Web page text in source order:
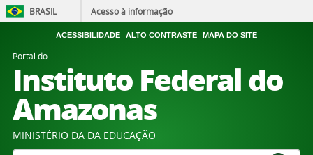
BRASIL Acesso à informação
ACESSIBILIDADE ALTO CONTRASTE MAPA DO SITE
Portal do
Instituto Federal do
Amazonas
MINISTÉRIO DA DA EDUCAÇÃO
Search Site